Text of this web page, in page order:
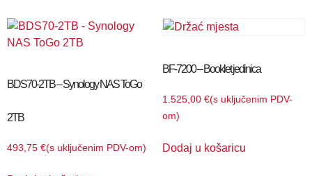
BDS70-2TB – Synology NAS ToGo
2TB
493,75 €(s uključenim PDV-om)
BF-7200 – Booklet jedinica
1.525,00 €(s uključenim PDV-
om)
Dodaj u košaricu